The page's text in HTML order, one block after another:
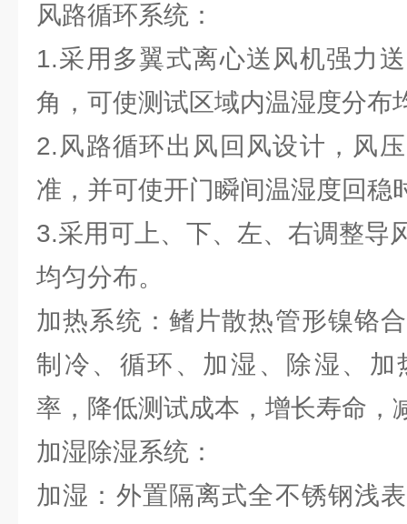
风路循环系统：
1.采用多翼式离心送风机强力
角，可使测试区域内温湿度分布
2.风路循环出风回风设计，风
准，并可使开门瞬间温湿度回稳
3.采用可上、下、左、右调整导
均匀分布。
加热系统：鳍片散热管形镍铬
制冷、循环、加湿、除湿、加
率，降低测试成本，增长寿命，
加湿除湿系统：
加湿：外置隔离式全不锈钢浅